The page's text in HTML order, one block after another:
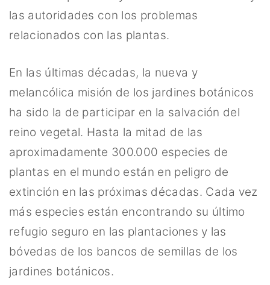
las autoridades con los problemas
relacionados con las plantas.
En las últimas décadas, la nueva y
melancólica misión de los jardines botánicos
ha sido la de participar en la salvación del
reino vegetal. Hasta la mitad de las
aproximadamente 300.000 especies de
plantas en el mundo están en peligro de
extinción en las próximas décadas. Cada vez
más especies están encontrando su último
refugio seguro en las plantaciones y las
bóvedas de los bancos de semillas de los
jardines botánicos.